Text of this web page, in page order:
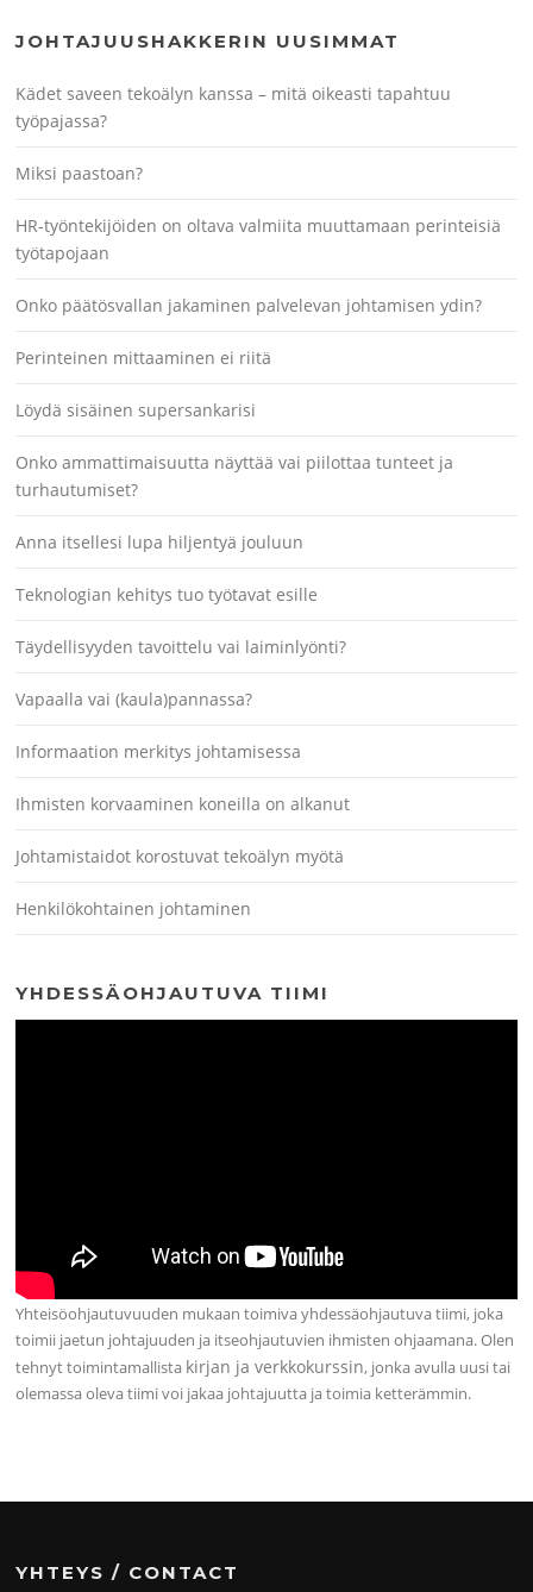
JOHTAJUUSHAKKERIN UUSIMMAT
Kädet saveen tekoälyn kanssa – mitä oikeasti tapahtuu
työpajassa?
Miksi paastoan?
HR-työntekijöiden on oltava valmiita muuttamaan perinteisiä
työtapojaan
Onko päätösvallan jakaminen palvelevan johtamisen ydin?
Perinteinen mittaaminen ei riitä
Löydä sisäinen supersankarisi
Onko ammattimaisuutta näyttää vai piilottaa tunteet ja
turhautumiset?
Anna itsellesi lupa hiljentyä jouluun
Teknologian kehitys tuo työtavat esille
Täydellisyyden tavoittelu vai laiminlyönti?
Vapaalla vai (kaula)pannassa?
Informaation merkitys johtamisessa
Ihmisten korvaaminen koneilla on alkanut
Johtamistaidot korostuvat tekoälyn myötä
Henkilökohtainen johtaminen
YHDESSÄOHJAUTUVA TIIMI
Yhteisöohjautuvuuden mukaan toimiva yhdessäohjautuva tiimi, joka
toimii jaetun johtajuuden ja itseohjautuvien ihmisten ohjaamana. Olen
tehnyt toimintamallista kirjan ja verkkokurssin, jonka avulla uusi tai
olemassa oleva tiimi voi jakaa johtajuutta ja toimia ketterämmin.
YHTEYS / CONTACT